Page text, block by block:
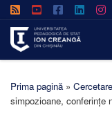
Prima pagină » Cercetare
simpozioane, conferințe